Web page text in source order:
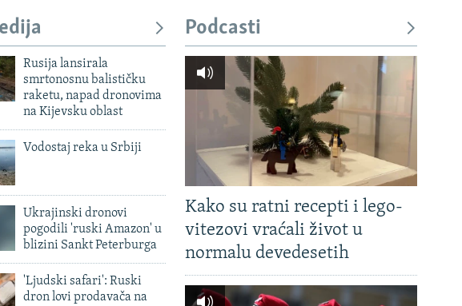
Rusija lansirala
smrtonosnu balističku
raketu, napad dronovima
na Kijevsku oblast
Vodostaj reka u Srbiji
Ukrajinski dronovi
pogodili 'ruski Amazon' u
blizini Sankt Peterburga
'Ljudski safari': Ruski
dron lovi prodavača na
Podcasti
Kako su ratni recepti i lego-
vitezovi vraćali život u
normalu devedesetih